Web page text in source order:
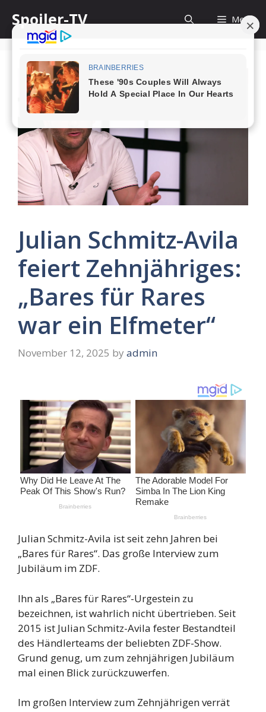
content
Spoiler-TV Menu
Julian Schmitz-Avila
feiert Zehnjähriges:
„Bares für Rares
war ein Elfmeter“
November 12, 2025 by admin
Julian Schmitz-Avila ist seit zehn Jahren bei
„Bares für Rares“. Das große Interview zum
Jubiläum im ZDF.
Ihn als „Bares für Rares“-Urgestein zu
bezeichnen, ist wahrlich nicht übertrieben. Seit
2015 ist Julian Schmitz-Avila fester Bestandteil
des Händlerteams der beliebten ZDF-Show.
Grund genug, um zum zehnjährigen Jubiläum
mal einen Blick zurückzuwerfen.
Im großen Interview zum Zehnjährigen verrät